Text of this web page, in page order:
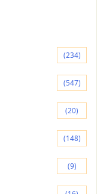
(234)
(547)
(20)
(148)
(9)